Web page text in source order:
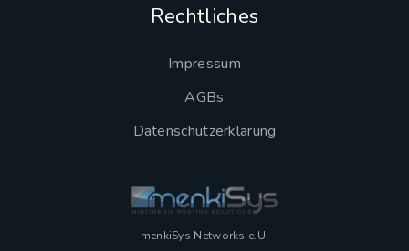
Rechtliches
Impressum
AGBs
Datenschutzerklärung
menkiSys Networks e.U.